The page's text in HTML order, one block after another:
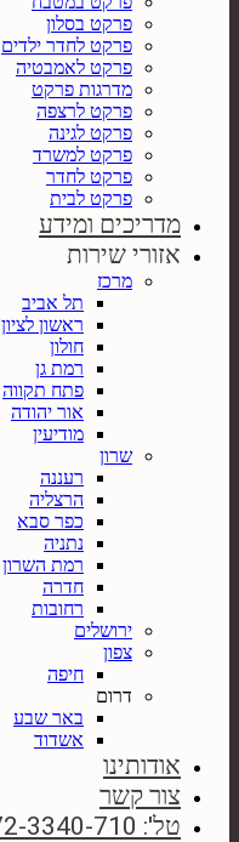
פרקט בסלון
פרקט לחדר ילדים
פרקט לאמבטיה
מדרגות פרקט
פרקט לרצפה
פרקט לגינה
פרקט למשרד
פרקט לחדר
פרקט לבית
מדריכים ומידע
אזורי שירות
מרכז
תל אביב
ראשון לציון
חולון
רמת גן
פתח תקווה
אור יהודה
מודיעין
שרון
רעננה
הרצליה
כפר סבא
נתניה
רמת השרון
חדרה
רחובות
ירושלים
צפון
חיפה
דרום
באר שבע
אשדוד
אודותינו
צור קשר
טל': 072-3340-710